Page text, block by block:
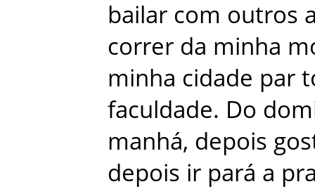
bailar com outros
correr da minha
minha cidade par
faculdade. Do
manhá, depois
depois ir pará a